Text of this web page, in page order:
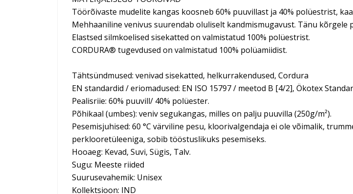
Töörõivaste mudelite kangas koosneb 60% puuvillast ja 40% polüestrist,
Mehhaaniline venivus suurendab oluliselt kandmismugavust. Tänu kõrgele
Elastsed silmkoelised sisekatted on valmistatud 100% polüestrist.
CORDURA® tugevdused on valmistatud 100% polüamiidist.
Tähtsündmused: venivad sisekatted, helkurrakendused, Cordura
EN standardid / eriomadused: EN ISO 15797 / meetod B [4/2], Ökotex
Pealisriie: 60% puuvill/ 40% polüester.
Põhikaal (umbes): veniv segukangas, milles on palju puuvilla (250g/m²).
Pesemisjuhised: 60 °C värviline pesu, kloorivalgendaja ei ole võimalik,
perklooretüleeniga, sobib tööstuslikuks pesemiseks.
Hooaeg: Kevad, Suvi, Sügis, Talv.
Sugu: Meeste riided
Suurusevahemik: Unisex
Kollektsioon: IND